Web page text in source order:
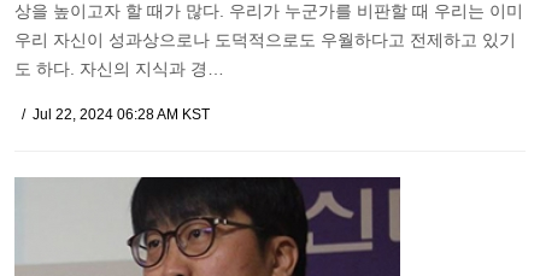
상을 높이고자 할 때가 많다. 우리가 누군가를 비판할 때 우리는 이미
우리 자신이 성과상으로나 도덕적으로도 우월하다고 전제하고 있기
도 하다. 자신의 지식과 경…
Jul 22, 2024 06:28 AM KST